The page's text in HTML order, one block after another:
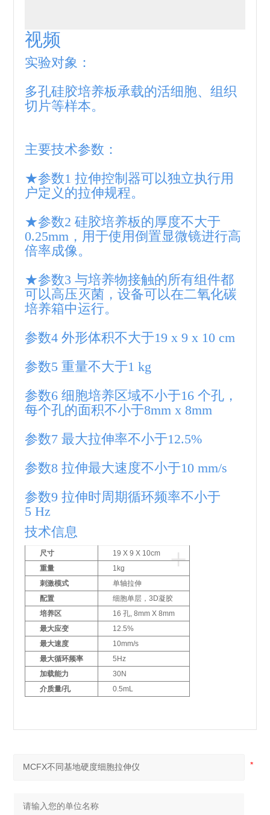
视频
实验对象：
多孔硅胶培养板承载的活细胞、组织
切片等样本。
主要技术参数：
★参数1 拉伸控制器可以独立执行用
户定义的拉伸规程。
★参数2 硅胶培养板的厚度不大于
0.25mm，用于使用倒置显微镜进行高
倍率成像。
★参数3 与培养物接触的所有组件都
可以高压灭菌，设备可以在二氧化碳
培养箱中运行。
参数4 外形体积不大于19 x 9 x 10 cm
参数5 重量不大于1 kg
参数6 细胞培养区域不小于16 个孔，
每个孔的面积不小于8mm x 8mm
参数7 最大拉伸率不小于12.5%
参数8 拉伸最大速度不小于10 mm/s
参数9 拉伸时周期循环频率不小于
5 Hz
技术信息
+
尺寸
19 X 9 X 10cm
重量
1kg
刺激模式
单轴拉伸
配置
细胞单层，3D凝胶
培养区
16 孔, 8mm X 8mm
最大应变
12.5%
最大速度
10mm/s
最大循环频率
5Hz
加载能力
30N
介质量/孔
0.5mL